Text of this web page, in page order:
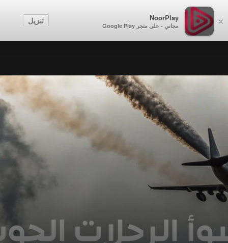
×
NoorPlay
مجاني - على متجر Google Play
تنزيل